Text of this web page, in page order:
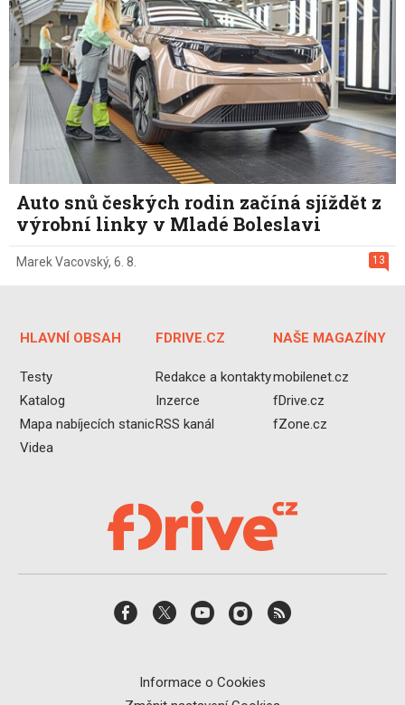
Auto snů českých rodin začíná sjíždět z
výrobní linky v Mladé Boleslavi
13
Marek Vacovský, 6. 8.
HLAVNÍ OBSAH
Testy
Katalog
Mapa nabíjecích stanic
Videa
FDRIVE.CZ
Redakce a kontakty
Inzerce
RSS kanál
NAŠE MAGAZÍNY
mobilenet.cz
fDrive.cz
fZone.cz
Informace o Cookies